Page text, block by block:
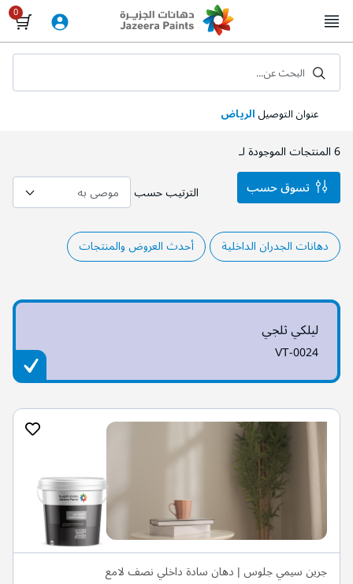
to
Content
عنوان التوصيلالرياض
البحث عن...
6المنتجات الموجودة لـ
الترتيب حسب
دهانات الجدران الداخلية أحدث العروض والمنتجات
ليلكي ثلجي
VT-0024
جرين سيمي جلوس | دهان سادة داخلي نصف لامع
تسوق حسب